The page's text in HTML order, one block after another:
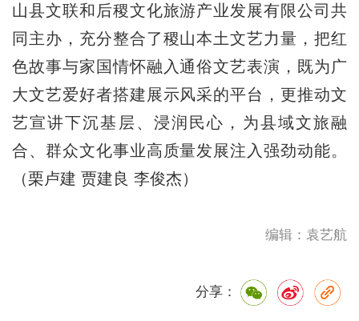
山县文联和后稷文化旅游产业发展有限公司共
同主办，充分整合了稷山本土文艺力量，把红
色故事与家国情怀融入通俗文艺表演，既为广
大文艺爱好者搭建展示风采的平台，更推动文
艺宣讲下沉基层、浸润民心，为县域文旅融
合、群众文化事业高质量发展注入强劲动能。
（栗卢建 贾建良 李俊杰）
编辑：袁艺航
分享：